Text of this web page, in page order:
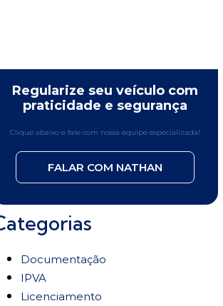
Regularize seu veículo com
praticidade e segurança
Clique abaixo e fale com nossa equipe especializada!
FALAR COM NATHAN
Documentação
IPVA
Licenciamento